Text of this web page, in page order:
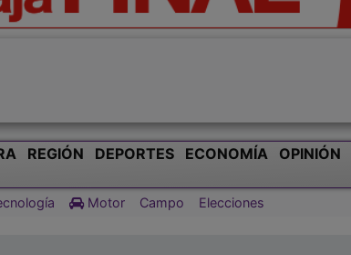
REGIÓN DEPORTES ECONOMÍA OPINIÓN
Motor Campo Elecciones